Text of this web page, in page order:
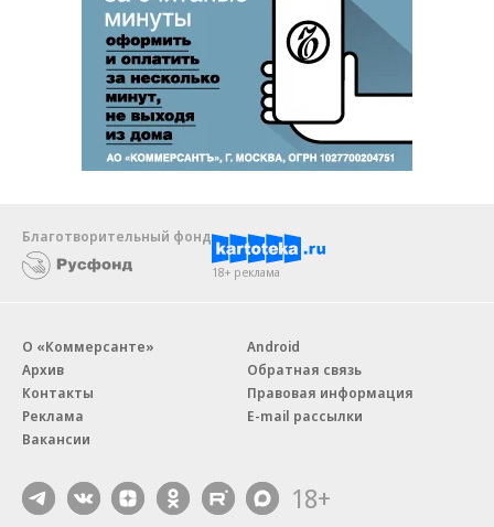
Благотворительный фонд
18+ реклама
О «Коммерсанте»
Архив
Контакты
Реклама
Вакансии
Android
Обратная связь
Правовая информация
E-mail рассылки
18+